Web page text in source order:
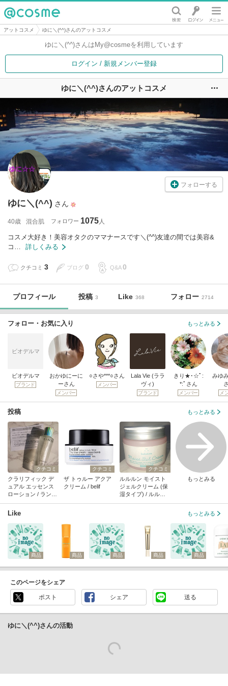
@cosme
アットコスメ ゆに＼(^^)さんのアットコスメ
ゆに＼(^^)さんは My@cosmeを利用しています
ログイン / 新規メンバー登録
ゆに＼(^^)さんのアットコスメ
フォローする
ゆに＼(^^) さん
40歳 混合肌 フォロワー 1075
コスメ大好き！美容オタクのママナースです＼(^^)友達の間では美容&
コ…
詳しくみる
クチコミ 3 ブログ 0 Q&A 0
プロフィール 投稿 3 Like 368 フォロー 2714
フォロー・お気に入り もっとみる
ビオデルマ
ビオデルマ
ブランド
おかゆにーに
ーさん
メンバー
○さや***○さん
メンバー
Lala Vie (ララ
ヴィ)
ブランド
きり★･☆ﾟ:
*:ﾟさん
メンバー
みゆ
メ
投稿 もっとみる
クチコミ
クラリフィック デ
ュアル エッセンス
ローション / ランコ
クチコミ
ザ トゥルー アクア
クリーム / belif
クチコミ
ルルルン モイスト
ジェルクリーム (保
湿タイプ) / ルルル
もっとみる
Like もっとみる
商品 商品 商品 商品 商品
このページをシェア
ポスト シェア 送る
ゆに＼(^^)さんの活動